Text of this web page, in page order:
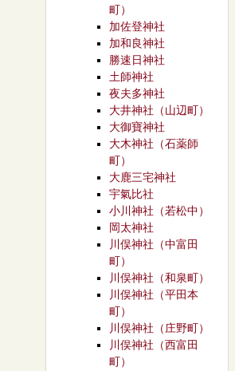
町）
加佐登神社
加和良神社
勝速日神社
土師神社
夜夫多神社
大井神社（山辺町）
大御寶神社
大木神社（石薬師
町）
大鹿三宅神社
宇氣比社
小川神社（若松中）
岡太神社
川俣神社（中富田
町）
川俣神社（和泉町）
川俣神社（平田本
町）
川俣神社（庄野町）
川俣神社（西富田
町）